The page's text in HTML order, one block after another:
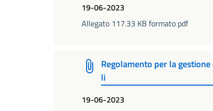
19-06-2023
Allegato 117.33 KB formato pdf
Regolamento per la
li
19-06-2023